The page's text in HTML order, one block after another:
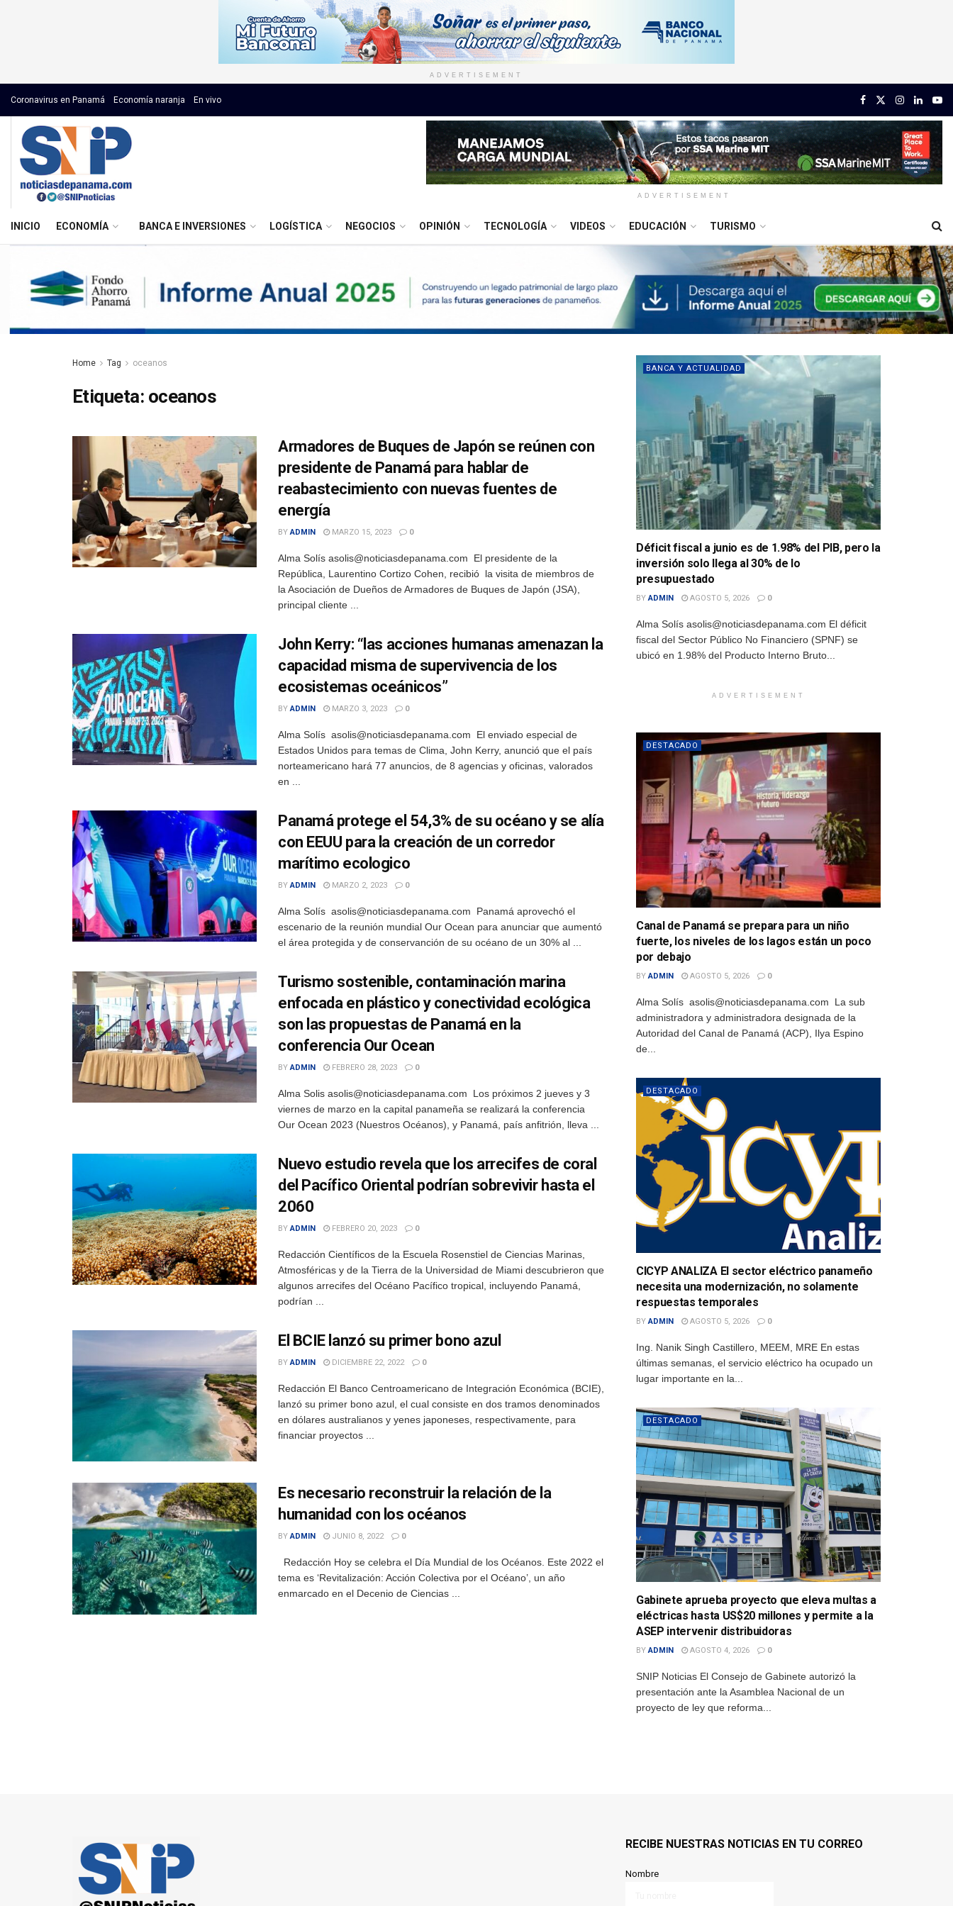
ADVERTISEMENT
Coronavirus en Panamá Economía naranja En vivo
ADVERTISEMENT
INICIO ECONOMÍA BANCA E INVERSIONES LOGÍSTICA NEGOCIOS OPINIÓN TECNOLOGÍA VIDEOS EDUCACIÓN TURISMO
Home Tag oceanos
Etiqueta: oceanos
Armadores de Buques de Japón se reúnen con
presidente de Panamá para hablar de
reabastecimiento con nuevas fuentes de
energía
BY ADMIN MARZO 15, 2023 0
Alma Solís asolis@noticiasdepanama.com El presidente de la
República, Laurentino Cortizo Cohen, recibió la visita de miembros de
la Asociación de Dueños de Armadores de Buques de Japón (JSA),
principal cliente ...
John Kerry: “las acciones humanas amenazan la
capacidad misma de supervivencia de los
ecosistemas oceánicos”
BY ADMIN MARZO 3, 2023 0
Alma Solís asolis@noticiasdepanama.com El enviado especial de
Estados Unidos para temas de Clima, John Kerry, anunció que el país
norteamericano hará 77 anuncios, de 8 agencias y oficinas, valorados
en ...
Panamá protege el 54,3% de su océano y se alía
con EEUU para la creación de un corredor
marítimo ecologico
BY ADMIN MARZO 2, 2023 0
Alma Solís asolis@noticiasdepanama.com Panamá aprovechó el
escenario de la reunión mundial Our Ocean para anunciar que aumentó
el área protegida y de conservanción de su océano de un 30% al ...
Turismo sostenible, contaminación marina
enfocada en plástico y conectividad ecológica
son las propuestas de Panamá en la
conferencia Our Ocean
BY ADMIN FEBRERO 28, 2023 0
Alma Solis asolis@noticiasdepanama.com Los próximos 2 jueves y 3
viernes de marzo en la capital panameña se realizará la conferencia
Our Ocean 2023 (Nuestros Océanos), y Panamá, país anfitrión, lleva ...
Nuevo estudio revela que los arrecifes de coral
del Pacífico Oriental podrían sobrevivir hasta el
2060
BY ADMIN FEBRERO 20, 2023 0
Redacción Científicos de la Escuela Rosenstiel de Ciencias Marinas,
Atmosféricas y de la Tierra de la Universidad de Miami descubrieron que
algunos arrecifes del Océano Pacífico tropical, incluyendo Panamá,
podrían ...
El BCIE lanzó su primer bono azul
BY ADMIN DICIEMBRE 22, 2022 0
Redacción El Banco Centroamericano de Integración Económica (BCIE),
lanzó su primer bono azul, el cual consiste en dos tramos denominados
en dólares australianos y yenes japoneses, respectivamente, para
financiar proyectos ...
Es necesario reconstruir la relación de la
humanidad con los océanos
BY ADMIN JUNIO 8, 2022 0
Redacción Hoy se celebra el Día Mundial de los Océanos. Este 2022 el
tema es ‘Revitalización: Acción Colectiva por el Océano’, un año
enmarcado en el Decenio de Ciencias ...
BANCA Y ACTUALIDAD
Déficit fiscal a junio es de 1.98% del PIB, pero la
inversión solo llega al 30% de lo
presupuestado
BY ADMIN AGOSTO 5, 2026 0
Alma Solís asolis@noticiasdepanama.com El déficit
fiscal del Sector Público No Financiero (SPNF) se
ubicó en 1.98% del Producto Interno Bruto...
ADVERTISEMENT
DESTACADO
Canal de Panamá se prepara para un niño
fuerte, los niveles de los lagos están un poco
por debajo
BY ADMIN AGOSTO 5, 2026 0
Alma Solís asolis@noticiasdepanama.com La sub
administradora y administradora designada de la
Autoridad del Canal de Panamá (ACP), Ilya Espino
de...
DESTACADO
CICYP ANALIZA El sector eléctrico panameño
necesita una modernización, no solamente
respuestas temporales
BY ADMIN AGOSTO 5, 2026 0
Ing. Nanik Singh Castillero, MEEM, MRE En estas
últimas semanas, el servicio eléctrico ha ocupado un
lugar importante en la...
DESTACADO
Gabinete aprueba proyecto que eleva multas a
eléctricas hasta US$20 millones y permite a la
ASEP intervenir distribuidoras
BY ADMIN AGOSTO 4, 2026 0
SNIP Noticias El Consejo de Gabinete autorizó la
presentación ante la Asamblea Nacional de un
proyecto de ley que reforma...
RECIBE NUESTRAS NOTICIAS EN TU CORREO
Nombre